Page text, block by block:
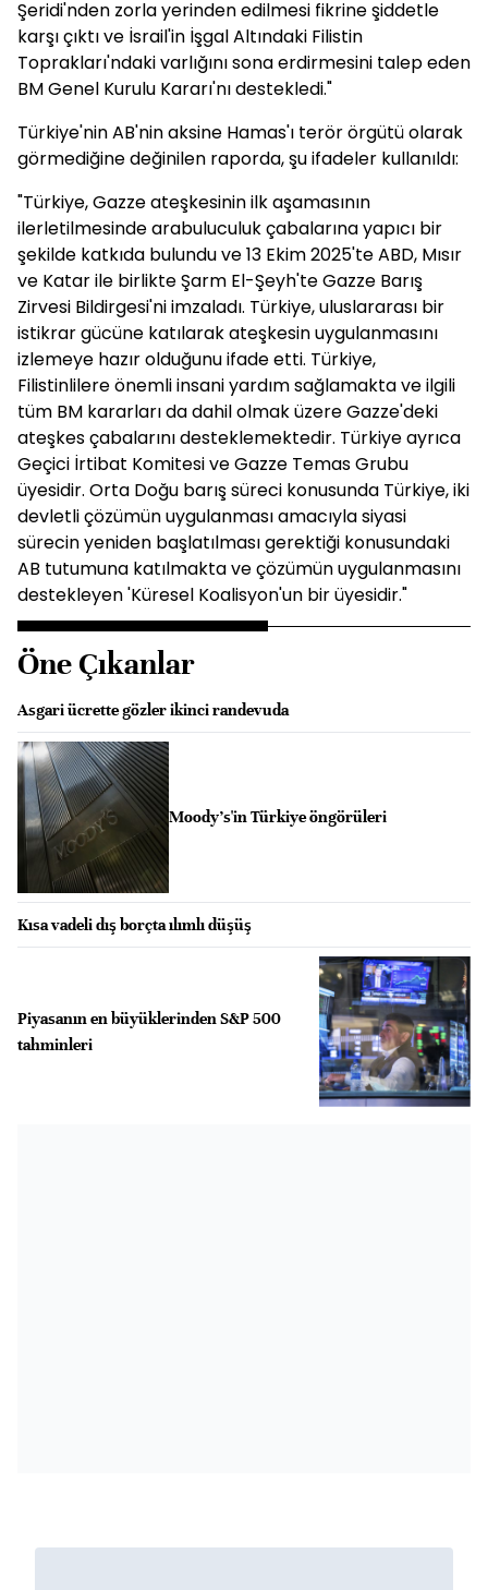
Şeridi'nden zorla yerinden edilmesi fikrine şiddetle
karşı çıktı ve İsrail'in İşgal Altındaki Filistin
Toprakları'ndaki varlığını sona erdirmesini talep eden
BM Genel Kurulu Kararı'nı destekledi."
Türkiye'nin AB'nin aksine Hamas'ı terör örgütü olarak
görmediğine değinilen raporda, şu ifadeler kullanıldı:
"Türkiye, Gazze ateşkesinin ilk aşamasının
ilerletilmesinde arabuluculuk çabalarına yapıcı bir
şekilde katkıda bulundu ve 13 Ekim 2025'te ABD, Mısır
ve Katar ile birlikte Şarm El-Şeyh'te Gazze Barış
Zirvesi Bildirgesi'ni imzaladı. Türkiye, uluslararası bir
istikrar gücüne katılarak ateşkesin uygulanmasını
izlemeye hazır olduğunu ifade etti. Türkiye,
Filistinlilere önemli insani yardım sağlamakta ve ilgili
tüm BM kararları da dahil olmak üzere Gazze'deki
ateşkes çabalarını desteklemektedir. Türkiye ayrıca
Geçici İrtibat Komitesi ve Gazze Temas Grubu
üyesidir. Orta Doğu barış süreci konusunda Türkiye, iki
devletli çözümün uygulanması amacıyla siyasi
sürecin yeniden başlatılması gerektiği konusundaki
AB tutumuna katılmakta ve çözümün uygulanmasını
destekleyen 'Küresel Koalisyon'un bir üyesidir."
Öne Çıkanlar
Asgari ücrette gözler ikinci randevuda
Moody's'in Türkiye öngörüleri
Kısa vadeli dış borçta ılımlı düşüş
Piyasanın en büyüklerinden S&P 500
tahminleri